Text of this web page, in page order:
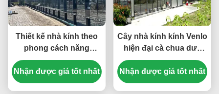
Thiết kế nhà kính theo
phong cách năng
lượng Venlo phù hợp
với sản xuất nông
nghiệp quy mô lớn cải
Nhận được giá tốt nhất
Cây nhà kính kính Venlo
hiện đại cà chua dưa
chuột chống gió cao
Nhận được giá tốt nhất